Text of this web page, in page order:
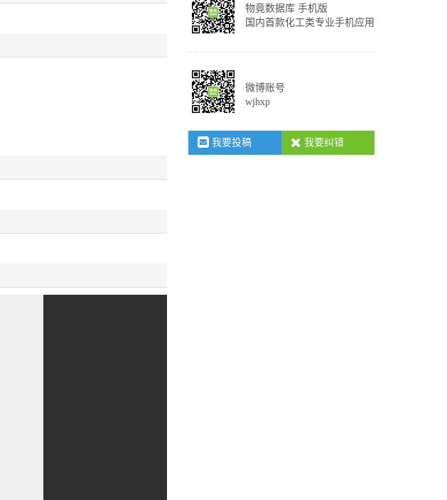
物竟数据库 手机版
国内首款化工类专业手机应用
微博账号
wjhxp
我要投稿 我要纠错